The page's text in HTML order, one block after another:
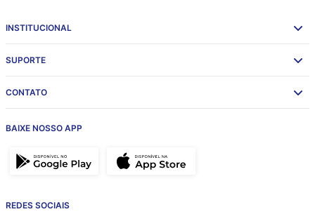
INSTITUCIONAL
SUPORTE
CONTATO
BAIXE NOSSO APP
REDES SOCIAIS